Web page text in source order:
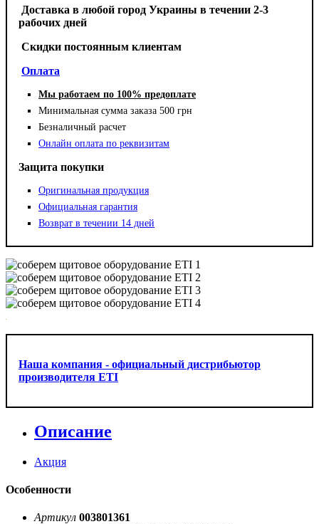
Доставка в любой город Украины в течении 2-3
рабочих дней
Cкидки постоянным клиентам
Оплата
Мы работаем по 100% предоплате
Минимальная сумма заказа 500 грн
Безналичный расчет
Онлайн оплата по реквизитам
Защита покупки
Оригинальная продукция
Официальная гарантия
Возврат в течении 14 дней
Наша компания - официальный дистрибьютор
производителя ETI
Описание
Акция
Особенности
Артикул 003801361